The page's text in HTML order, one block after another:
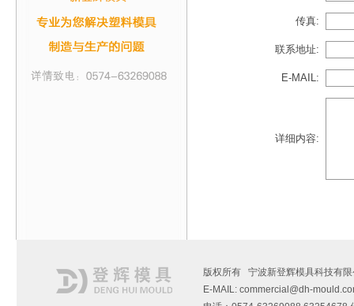
传真:
联系地址:
E-MAIL:
详细内容:
版权所有 宁波新登辉模具科技有
E-MAIL: commercial@dh-